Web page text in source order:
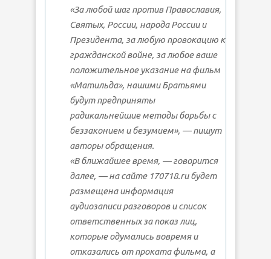
«За любой шаг против Православия,
Святых, России, народа России и
Президента, за любую провокацию к
гражданской войне, за любое ваше
положительное указание на фильм
«Матильда», нашими Братьями
будут предприняты
радикальнейшие методы борьбы с
беззаконием и безумием», — пишут
авторы обращения.
«В ближайшее время, — говорится
далее, — на сайте 170718.ru будет
размещена информация
аудиозаписи разговоров и список
ответственных за показ лиц,
которые одумались вовремя и
отказались от проката фильма, а